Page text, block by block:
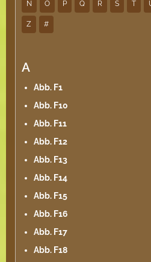
N O P Q R S T
Z #
A
Abb. F1
Abb. F10
Abb. F11
Abb. F12
Abb. F13
Abb. F14
Abb. F15
Abb. F16
Abb. F17
Abb. F18